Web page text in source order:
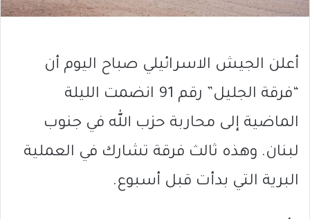
أعلن الجيش الاسرائيلي صباح اليوم أن
“فرقة الجليل” رقم 91 انضمت الليلة
الماضية إلى محاربة حزب الله في جنوب
لبنان. وهذه ثالث فرقة تشارك في العملية
البرية التي بدأت قبل أسبوع.